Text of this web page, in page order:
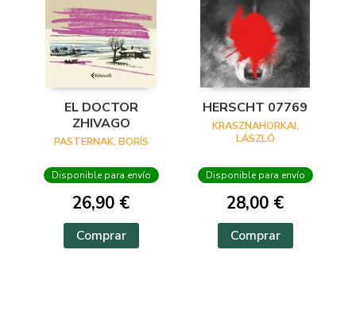
EL DOCTOR
ZHIVAGO
PASTERNAK, BORÍS
Disponible para envío
26,90 €
Comprar
HERSCHT 07769
KRASZNAHORKAI,
LÁSZLÓ
Disponible para envío
28,00 €
Comprar